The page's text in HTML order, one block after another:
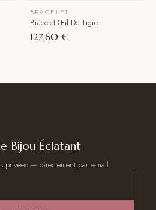
Épuisé
BRACELET
Bracelet Œil De Tigre
127,60 €
Bijou Éclatant
privées — directement par e-mail.